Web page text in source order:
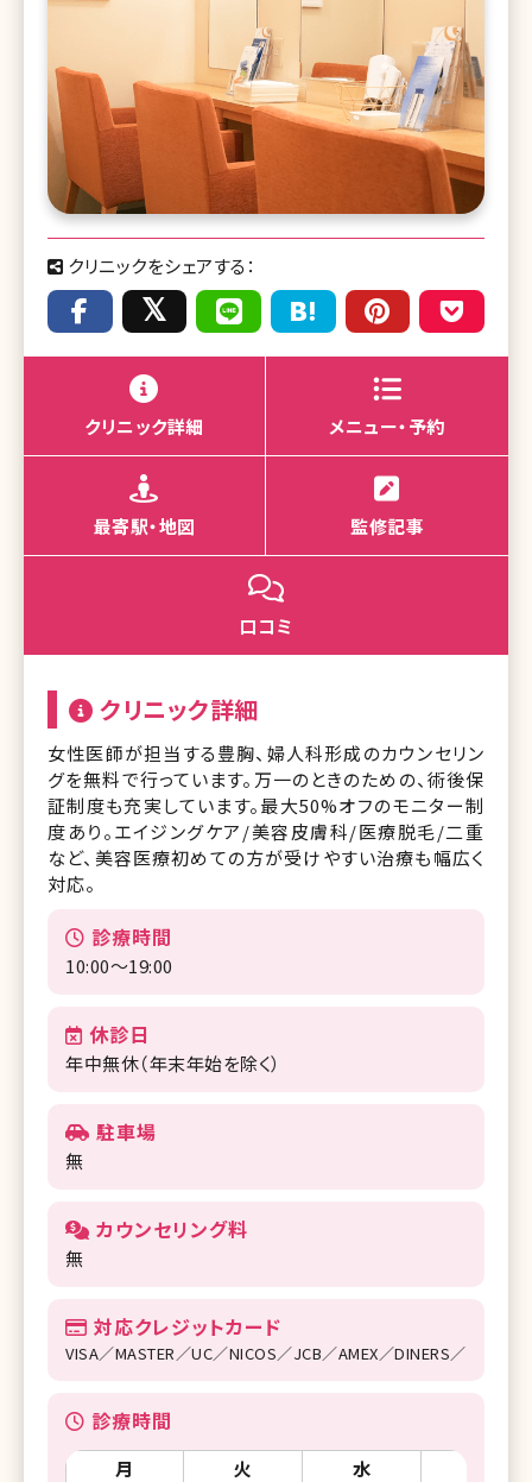
クリニックをシェアする：
クリニック詳細 メニュー・予約
最寄駅・地図 監修記事
口コミ
クリニック詳細
女性医師が担当する豊胸、婦人科形成のカウンセリン
グを無料で行っています。万一のときのための、術後保
証制度も充実しています。最大50%オフのモニター制
度あり。エイジングケア/美容皮膚科/医療脱毛/二重
など、美容医療初めての方が受けやすい治療も幅広く
対応。
診療時間
10:00～19:00
休診日
年中無休（年末年始を除く）
駐車場
無
カウンセリング料
無
対応クレジットカード
VISA／MASTER／UC／NICOS／JCB／AMEX／DINERS／
診療時間
月 火 水